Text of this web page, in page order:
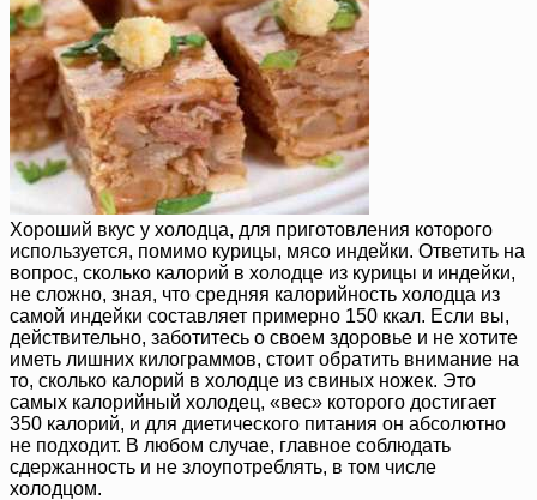
Хороший вкус у холодца, для приготовления которого
используется, помимо курицы, мясо индейки. Ответить на
вопрос, сколько калорий в холодце из курицы и индейки,
не сложно, зная, что средняя калорийность холодца из
самой индейки составляет примерно 150 ккал. Если вы,
действительно, заботитесь о своем здоровье и не хотите
иметь лишних килограммов, стоит обратить внимание на
то, сколько калорий в холодце из свиных ножек. Это
самых калорийный холодец, «вес» которого достигает
350 калорий, и для диетического питания он абсолютно
не подходит. В любом случае, главное соблюдать
сдержанность и не злоупотреблять, в том числе
холодцом.